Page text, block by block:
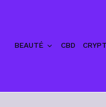
BEAUTÉ CBD